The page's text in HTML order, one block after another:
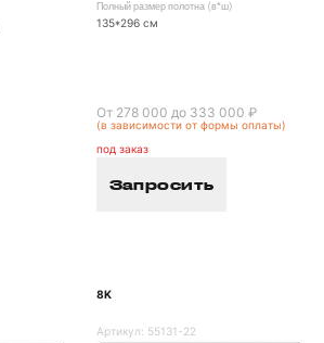
Полный размер полотна (в*ш)
135*296 см
От 278 000 до 333 000 ₽
(в зависимости от формы оплаты)
под заказ
Запросить
8K
Артикул: 55131-22